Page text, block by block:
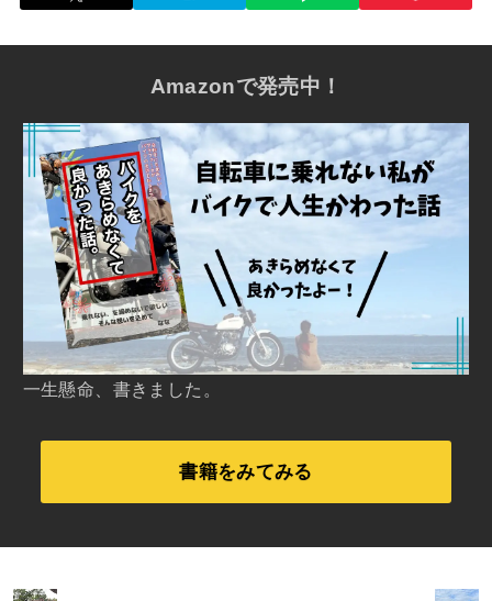
Amazonで発売中！
一生懸命、書きました。
書籍をみてみる